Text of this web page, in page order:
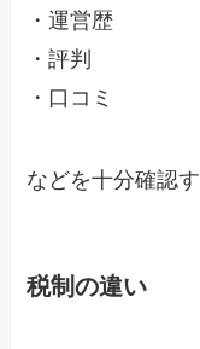
・運営歴
・評判
・口コミ
などを十分確認
税制の違い